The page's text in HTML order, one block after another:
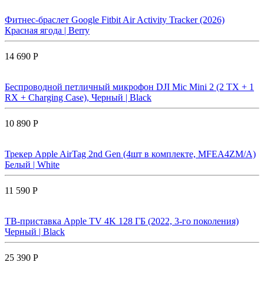
Фитнес-браслет Google Fitbit Air Activity Tracker (2026)
Красная ягода | Berry
14 690 Р
Беспроводной петличный микрофон DJI Mic Mini 2 (2 TX + 1
RX + Charging Case), Черный | Black
10 890 Р
Трекер Apple AirTag 2nd Gen (4шт в комплекте, MFEA4ZM/A)
Белый | White
11 590 Р
ТВ-приставка Apple TV 4K 128 ГБ (2022, 3-го поколения)
Черный | Black
25 390 Р